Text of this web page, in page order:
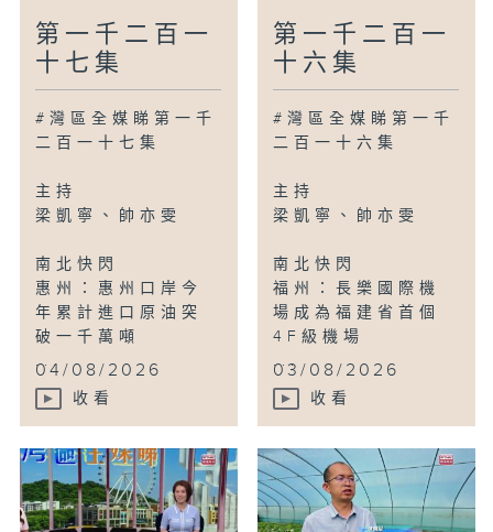
第一千二百一
十七集
#灣區全媒睇第一千
二百一十七集
主持
梁凱寧、帥亦雯
南北快閃
惠州：惠州口岸今
年累計進口原油突
破一千萬噸
...
04/08/2026
收看
第一千二百一
十六集
#灣區全媒睇第一千
二百一十六集
主持
梁凱寧、帥亦雯
南北快閃
福州：長樂國際機
場成為福建省首個
4F級機場
...
03/08/2026
收看